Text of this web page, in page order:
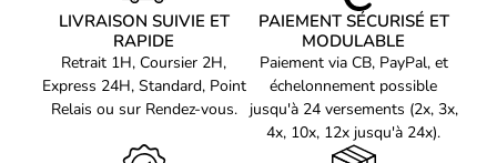
USB-C - 2m
Doté de 3 ports, ce chargeur mural 65W permet de recharger
simultanément plusieurs appareils électroniques avec une vitesse
Couleur :Noir
Avec câble
Référence fabricant
902065PEU
Chargeur mural multiports
Puissance maximale
65 W
Nombre de ports
3
LIVRAISON SUIVIE ET
RAPIDE
Retrait 1H, Coursier 2H,
Express 24H, Standard, Point
Relais ou sur Rendez-vous.
PAIEMENT SÉCURISÉ ET
MODULABLE
Paiement via CB, PayPal, et
échelonnement possible
jusqu'à 24 versements (2x, 3x,
4x, 10x, 12x jusqu'à 24x).